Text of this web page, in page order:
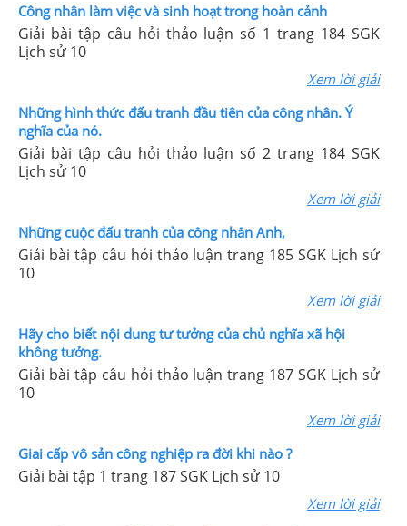
Công nhân làm việc và sinh hoạt trong hoàn cảnh
Giải bài tập câu hỏi thảo luận số 1 trang 184 SGK
Lịch sử 10
Xem lời giải
Những hình thức đấu tranh đầu tiên của công nhân. Ý
nghĩa của nó.
Giải bài tập câu hỏi thảo luận số 2 trang 184 SGK
Lịch sử 10
Xem lời giải
Những cuộc đấu tranh của công nhân Anh,
Giải bài tập câu hỏi thảo luận trang 185 SGK Lịch sử
10
Xem lời giải
Hãy cho biết nội dung tư tưởng của chủ nghĩa xã hội
không tưởng.
Giải bài tập câu hỏi thảo luận trang 187 SGK Lịch sử
10
Xem lời giải
Giai cấp vô sản công nghiệp ra đời khi nào ?
Giải bài tập 1 trang 187 SGK Lịch sử 10
Xem lời giải